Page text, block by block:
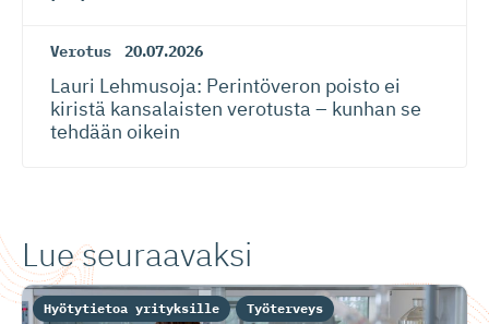
Verotus 20.07.2026
Lauri Lehmusoja: Perintöveron poisto ei
kiristä kansalaisten verotusta – kunhan se
tehdään oikein
Lue seuraavaksi
Hyötytietoa yrityksille Työterveys